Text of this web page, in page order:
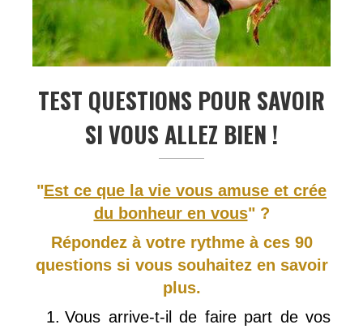
TEST QUESTIONS POUR SAVOIR
SI VOUS ALLEZ BIEN !
"Est ce que la vie vous amuse et crée
du bonheur en vous" ?
Répondez à votre rythme à ces 90
questions si vous souhaitez en savoir
plus.
Vous arrive-t-il de faire part de vos